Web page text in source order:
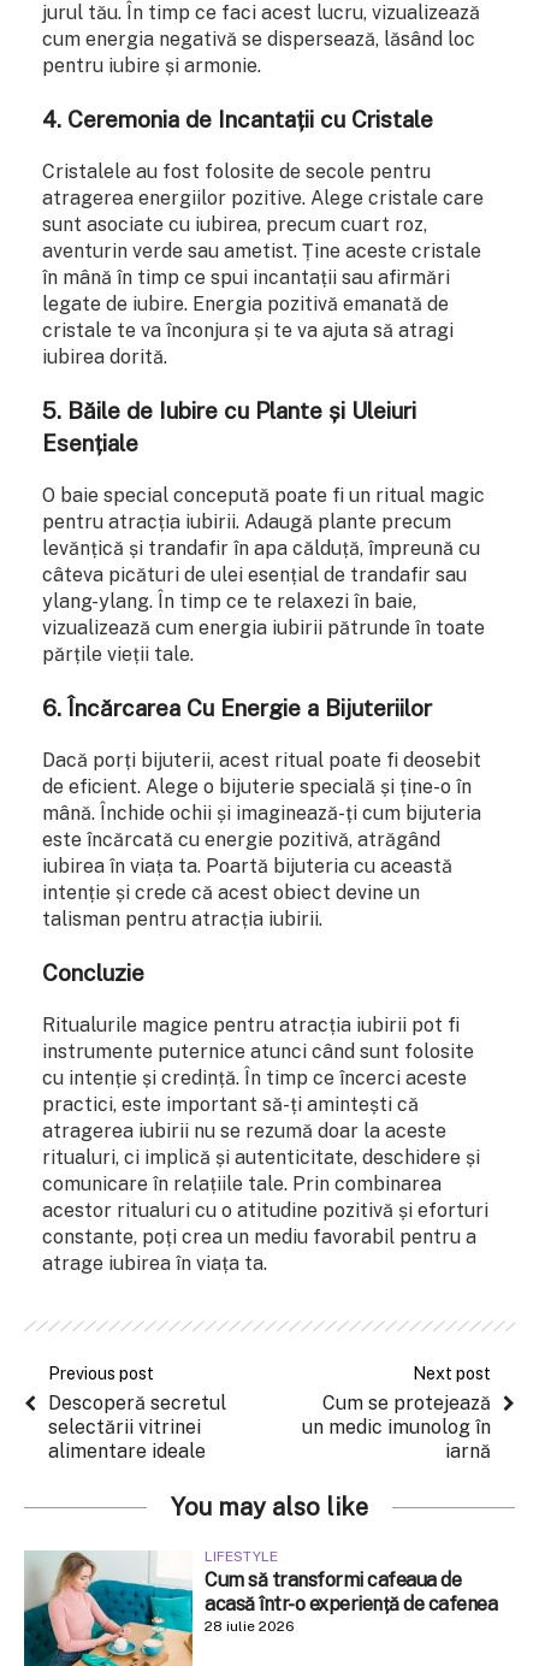
jurul tău. În timp ce faci acest lucru, vizualizează
cum energia negativă se dispersează, lăsând loc
pentru iubire și armonie.
4. Ceremonia de Incantații cu Cristale
Cristalele au fost folosite de secole pentru
atragerea energiilor pozitive. Alege cristale care
sunt asociate cu iubirea, precum cuart roz,
aventurin verde sau ametist. Ține aceste cristale
în mână în timp ce spui incantații sau afirmări
legate de iubire. Energia pozitivă emanată de
cristale te va înconjura și te va ajuta să atragi
iubirea dorită.
5. Băile de Iubire cu Plante și Uleiuri
Esențiale
O baie special concepută poate fi un ritual magic
pentru atracția iubirii. Adaugă plante precum
levănțică și trandafir în apa călduță, împreună cu
câteva picături de ulei esențial de trandafir sau
ylang-ylang. În timp ce te relaxezi în baie,
vizualizează cum energia iubirii pătrunde în toate
părțile vieții tale.
6. Încărcarea Cu Energie a Bijuteriilor
Dacă porți bijuterii, acest ritual poate fi deosebit
de eficient. Alege o bijuterie specială și ține-o în
mână. Închide ochii și imaginează-ți cum bijuteria
este încărcată cu energie pozitivă, atrăgând
iubirea în viața ta. Poartă bijuteria cu această
intenție și crede că acest obiect devine un
talisman pentru atracția iubirii.
Concluzie
Ritualurile magice pentru atracția iubirii pot fi
instrumente puternice atunci când sunt folosite
cu intenție și credință. În timp ce încerci aceste
practici, este important să-ți amintești că
atragerea iubirii nu se rezumă doar la aceste
ritualuri, ci implică și autenticitate, deschidere și
comunicare în relațiile tale. Prin combinarea
acestor ritualuri cu o atitudine pozitivă și eforturi
constante, poți crea un mediu favorabil pentru a
atrage iubirea în viața ta.
Previous post
Descoperă secretul
selectării vitrinei
alimentare ideale
Next post
Cum se protejează
un medic imunolog în
iarnă
You may also like
LIFESTYLE
Cum să transformi cafeaua de
acasă într-o experiență de cafenea
28 iulie 2026